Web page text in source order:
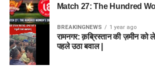
Match 27: The Hundred
BREAKINGNEWS 1 year ago
रामनगर: क़ब्रिस्तान की ज़मीन को
पहले उठा बवाल |